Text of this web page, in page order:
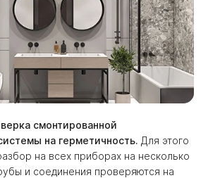
смонтированной
на герметичность. Для этого
на всех приборах на несколько
и соединения проверяются на